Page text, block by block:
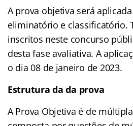
A prova objetiva será
eliminatório e classificatório.
inscritos neste concurso
desta fase avaliativa. A
o dia 08 de janeiro de 2023.
Estrutura da da prova
A Prova Objetiva é de